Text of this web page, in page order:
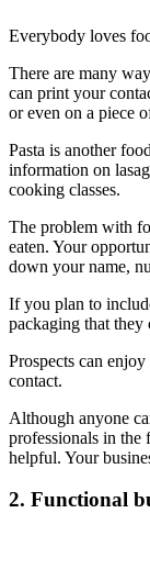
Everybody loves
There are many
can print your
or even on a piece
Pasta is another
information on
cooking classes.
The problem with
eaten. Your
down your name,
If you plan to
packaging that they
Prospects can
contact.
Although anyone
professionals in
helpful. Your
2. Functional